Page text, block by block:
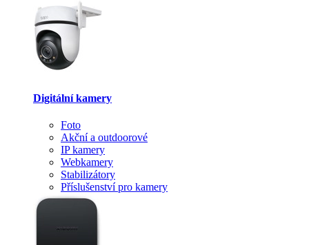
Digitální kamery
Foto
Akční a outdoorové
IP kamery
Webkamery
Stabilizátory
Příslušenství pro kamery